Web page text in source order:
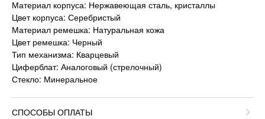
Материал корпуса: Нержавеющая сталь, кристаллы
Цвет корпуса: Серебристый
Материал ремешка: Натуральная кожа
Цвет ремешка: Черный
Тип механизма: Кварцевый
Циферблат: Аналоговый (стрелочный)
Стекло: Минеральное
СПОСОБЫ ОПЛАТЫ